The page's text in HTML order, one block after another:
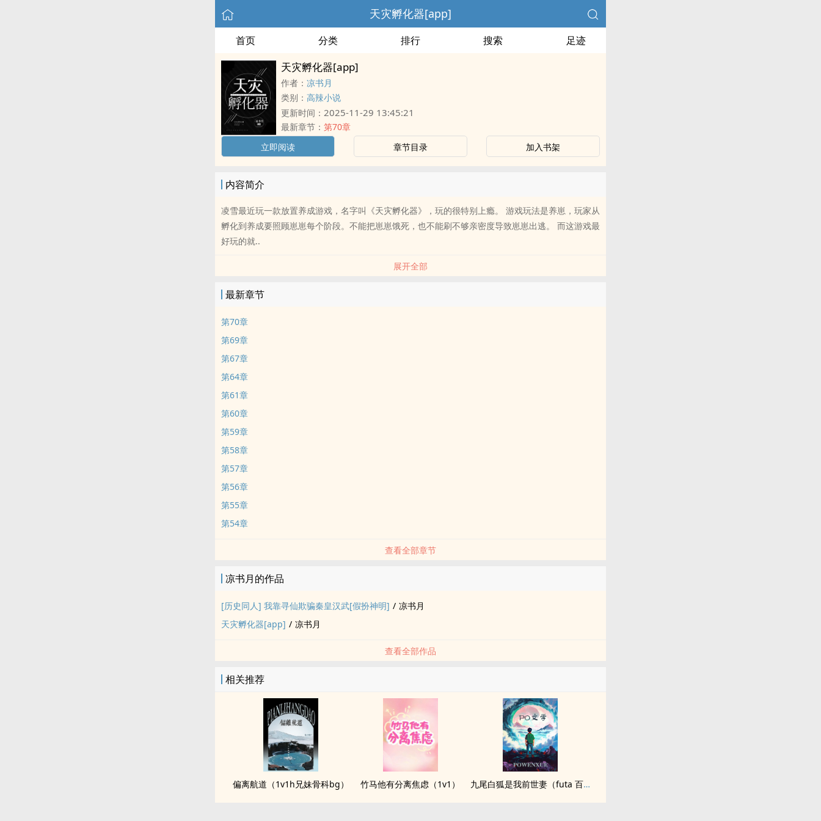
天灾孵化器[app]
首页 分类 排行 搜索 足迹
天灾孵化器[app]
作者： 凉书月
类别： 高辣小说
更新时间： 2025-11-29 13:45:21
最新章节： 第70章
立即阅读
章节目录 加入书架
内容简介
凌雪最近玩一款放置养成游戏，名字叫《天灾孵化器》，玩的很特别上瘾。 游戏玩法是养崽，玩家从
孵化到养成要照顾崽崽每个阶段。不能把崽崽饿死，也不能刷不够亲密度导致崽崽出逃。 而这游戏最
好玩的就..
展开全部
最新章节
第70章
第69章
第67章
第64章
第61章
第60章
第59章
第58章
第57章
第56章
第55章
第54章
查看全部章节
凉书月的作品
[历史同人] 我靠寻仙欺骗秦皇汉武[假扮神明] / 凉书月
天灾孵化器[app] / 凉书月
查看全部作品
相关推荐
偏离航道（1v1h兄妹骨科bg） 竹马他有分离焦虑（1v1） 九尾白狐是我前世妻（futa 百合）